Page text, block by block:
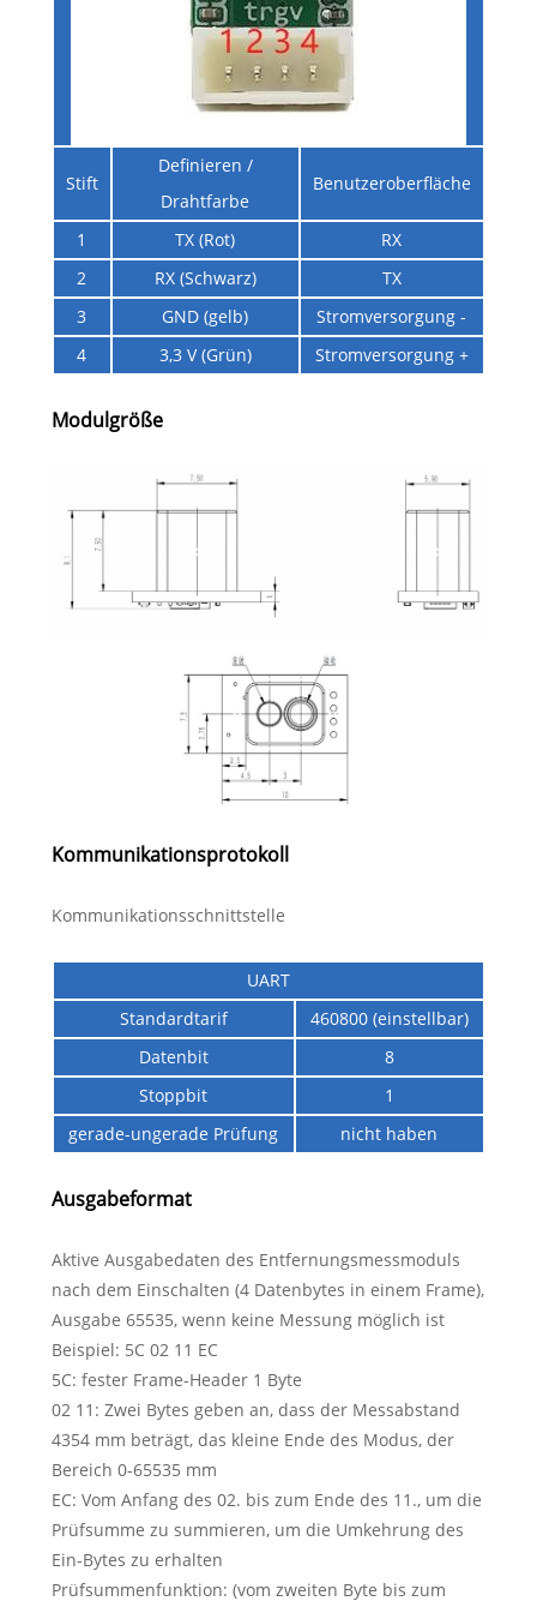
Stift
Definieren /
Drahtfarbe
Benutzeroberfläche
1 TX (Rot)
RX
2
RX (Schwarz)
TX
3
GND (gelb)
Stromversorgung -
4
3,3 V (Grün) Stromversorgung +
Modulgröße
Kommunikationsprotokoll
Kommunikationsschnittstelle
UART
Standardtarif
460800 (einstellbar)
Datenbit
8
Stoppbit
1
gerade-ungerade Prüfung
nicht haben
Ausgabeformat
Aktive Ausgabedaten des Entfernungsmessmoduls
nach dem Einschalten (4 Datenbytes in einem Frame),
Ausgabe 65535, wenn keine Messung möglich ist
Beispiel: 5C 02 11 EC
5C: fester Frame-Header 1 Byte
02 11: Zwei Bytes geben an, dass der Messabstand
4354 mm beträgt, das kleine Ende des Modus, der
Bereich 0-65535 mm
EC: Vom Anfang des 02. bis zum Ende des 11., um die
Prüfsumme zu summieren, um die Umkehrung des
Ein-Bytes zu erhalten
Prüfsummenfunktion: (vom zweiten Byte bis zum